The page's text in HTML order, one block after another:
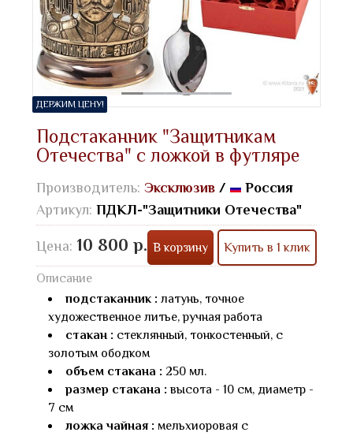
ДЕРЖИМ ЦЕНУ!
Подстаканник "Защитникам
Отечества" с ложкой в футляре
Производитель: Эксклюзив /
Россия
Артикул: ПДКЛ-"Защитники Отечества"
Цена: 10 800 р. В корзину Купить в 1 клик
Описание
подстаканник : латунь, точное
художественное литье, ручная работа
стакан : стеклянный, тонкостенный, с
золотым ободком
объем стакана : 250 мл.
размер стакана : высота - 10 см, диаметр -
7 см
ложка чайная : мельхиоровая с